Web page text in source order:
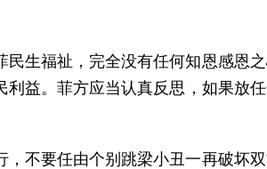
生福祉，完全没有任何知恩感恩
益。菲方应当认真反思，如果放任
不要任由个别跳梁小丑一再破坏